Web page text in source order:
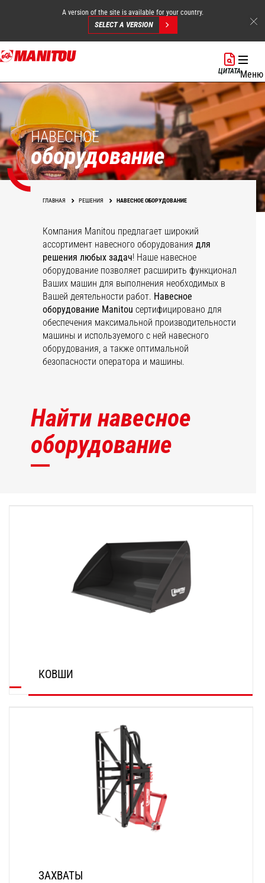
Перейти
к
содержанию
A version of the site is available for your country.
SELECT A VERSION
ЦИТАТАМеню
НАВЕСНОЕ
оборудование
ГЛАВНАЯ РЕШЕНИЯ НАВЕСНОЕ ОБОРУДОВАНИЕ
Компания Manitou предлагает широкий
ассортимент навесного оборудования для
решения любых задач! Наше навесное
оборудование позволяет расширить функционал
Ваших машин для выполнения необходимых в
Вашей деятельности работ. Навесное
оборудование Manitou сертифицировано для
обеспечения максимальной производительности
машины и используемого с ней навесного
оборудования, а также оптимальной
безопасности оператора и машины.
Найти навесное
оборудование
КОВШИ
ЗАХВАТЫ